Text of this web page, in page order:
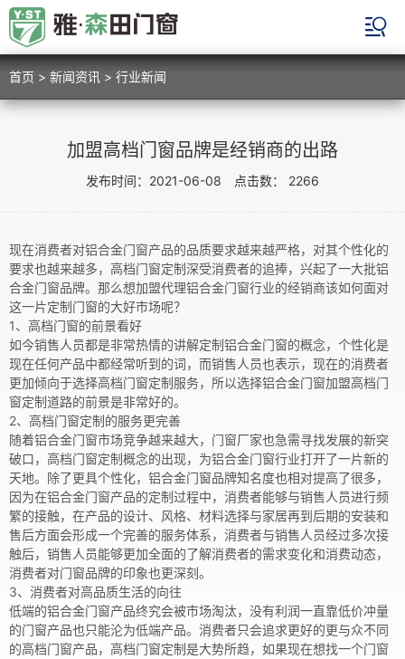
首页 > 新闻资讯 > 行业新闻
加盟高档门窗品牌是经销商的出路
发布时间：2021-06-08 点击数： 2266
现在消费者对铝合金门窗产品的品质要求越来越严格，对其个性化的
要求也越来越多，高档门窗定制深受消费者的追捧，兴起了一大批铝
合金门窗品牌。那么想加盟代理铝合金门窗行业的经销商该如何面对
这一片定制门窗的大好市场呢？
1、高档门窗的前景看好
如今销售人员都是非常热情的讲解定制铝合金门窗的概念，个性化是
现在任何产品中都经常听到的词，而销售人员也表示，现在的消费者
更加倾向于选择高档门窗定制服务，所以选择铝合金门窗加盟高档门
窗定制道路的前景是非常好的。
2、高档门窗定制的服务更完善
随着铝合金门窗市场竞争越来越大，门窗厂家也急需寻找发展的新突
破口，高档门窗定制概念的出现，为铝合金门窗行业打开了一片新的
天地。除了更具个性化，铝合金门窗品牌知名度也相对提高了很多，
因为在铝合金门窗产品的定制过程中，消费者能够与销售人员进行频
繁的接触，在产品的设计、风格、材料选择与家居再到后期的安装和
售后方面会形成一个完善的服务体系，消费者与销售人员经过多次接
触后，销售人员能够更加全面的了解消费者的需求变化和消费动态，
消费者对门窗品牌的印象也更深刻。
3、消费者对高品质生活的向往
低端的铝合金门窗产品终究会被市场淘汰，没有利润一直靠低价冲量
的门窗产品也只能沦为低端产品。消费者只会追求更好的更与众不同
的高档门窗产品，高档门窗定制是大势所趋，如果现在想找一个门窗